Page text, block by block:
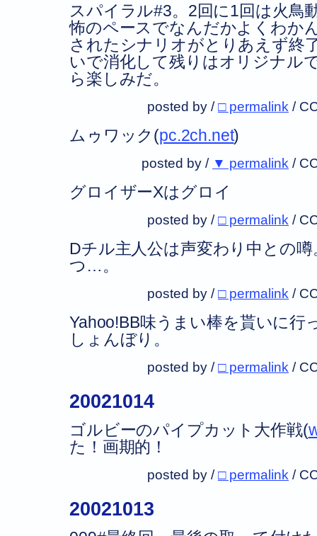
スパイラル#3。2回に1回は火鳥
怖のペースでなんだかよくわか
されたシナリオがとりあえず終
いで消化して残りはオリジナル
ら楽しみだ。
posted by /□ permalink /
ムゥワック(pc.2ch.net)
posted by / ▼ permalink /
グロイザーXはグロイ
posted by /□ permalink /
Dチル主人公は声変わり中との
つ…。
posted by /□ permalink /
Yahoo!BB味うまい棒を貰いに行
しょんぼり。
posted by /□ permalink /
20021014
ゴルビーのパイプカット大作戦(
た！画期的！
posted by /□ permalink /
20021013